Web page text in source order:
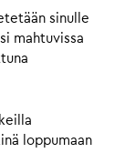
sinulle
mahtuvissa
loppumaan